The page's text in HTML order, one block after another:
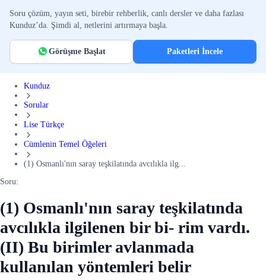
Soru çözüm, yayın seti, birebir rehberlik, canlı dersler ve daha fazlası
Kunduz’da. Şimdi al, netlerini artırmaya başla.
Görüşme Başlat Paketleri İncele
Kunduz
Sorular
Lise Türkçe
Cümlenin Temel Öğeleri
(1) Osmanlı'nın saray teşkilatında avcılıkla ilg...
Soru:
(1) Osmanlı'nın saray teşkilatında
avcılıkla ilgilenen bir bi- rim vardı.
(II) Bu birimler avlanmada
kullanılan yöntemleri belir